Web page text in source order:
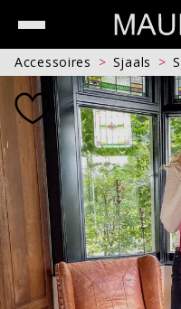
Accessoires Sjaals